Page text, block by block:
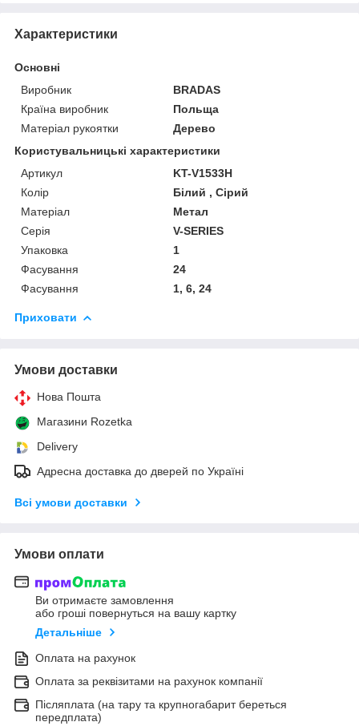
Характеристики
Основні
Виробник
BRADAS
Країна виробник
Польща
Матеріал рукоятки
Дерево
Користувальницькі характеристики
Артикул
KT-V1533H
Колір
Білий , Сірий
Матеріал
Метал
Серія
V-SERIES
Упаковка
1
Фасування
24
Фасування
1, 6, 24
Приховати
Умови доставки
Нова Пошта
Магазини Rozetka
Delivery
Адресна доставка до дверей по Україні
Всі умови доставки
Умови оплати
Ви отримаєте замовлення
або гроші повернуться на вашу картку
Детальніше
Оплата на рахунок
Оплата за реквізитами на рахунок компанії
Післяплата (на тару та крупногабарит береться
передплата)